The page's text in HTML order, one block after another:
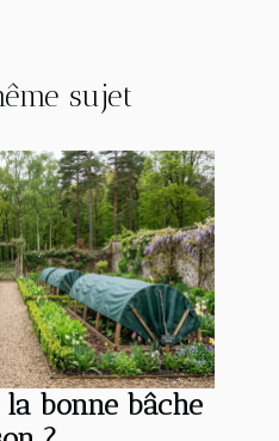
sujet
bonne bâche